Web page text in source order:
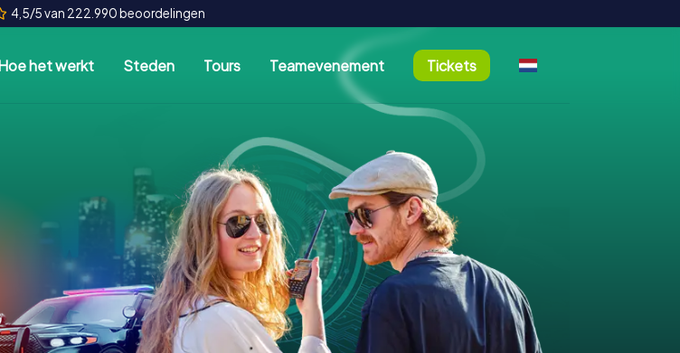
4,5/5 van 222.990 beoordelingen
het werkt Steden Tours Teamevenement Tickets